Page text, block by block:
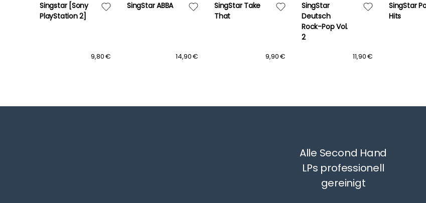
Singstar [Sony
PlayStation 2]
9,80 €
SingStar ABBA
14,90 €
SingStar Take
That
9,90 €
SingStar
Deutsch
Rock-Pop Vol.
2
11,90 €
SingStar
Hits
Alle Second Hand
LPs professionell
gereinigt